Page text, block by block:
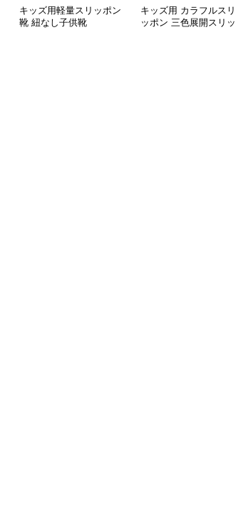
キッズ用軽量スリッポン
靴 紐なし子供靴
キッズ用 カラフルスリ
ッポン 三色展開スリッ